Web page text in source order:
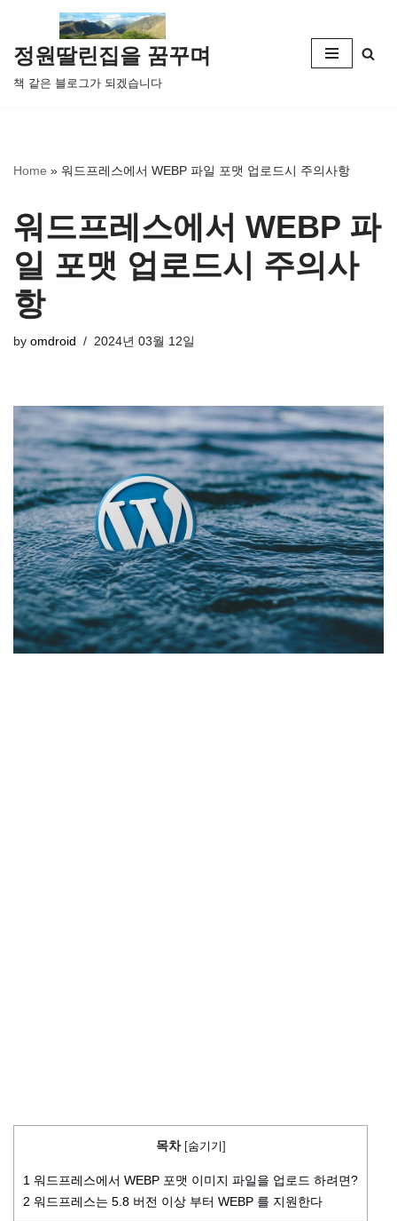
콘
텐
츠
뛰
정원딸린집을 꿈꾸며
책 같은 블로그가 되겠습니다
Home » 워드프레스에서 WEBP 파일 포맷 업로드시 주의사항
워드프레스에서 WEBP 파
일 포맷 업로드시 주의사
항
by omdroid 2024년 03월 12일
목차 [숨기기]
1 워드프레스에서 WEBP 포맷 이미지 파일을 업로드 하려면?
2 워드프레스는 5.8 버전 이상 부터 WEBP 를 지원한다